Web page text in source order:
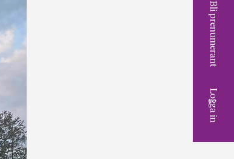
Bli prenumerant
Logga in